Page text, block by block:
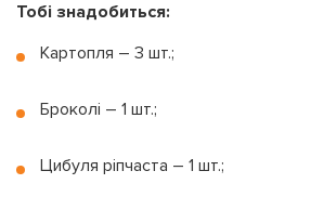
Тобі знадобиться:
Картопля – 3 шт.;
Броколі – 1 шт.;
Цибуля ріпчаста – 1 шт.;